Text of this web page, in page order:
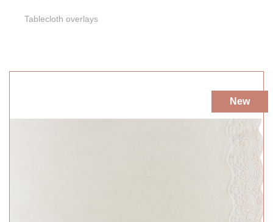
Tablecloth overlays
New